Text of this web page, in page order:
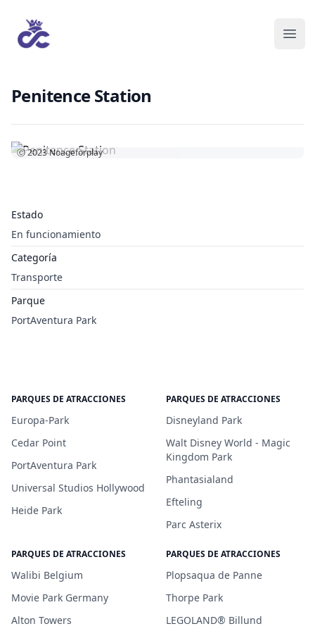
Penitence Station
Estado
En funcionamiento
Categoría
Transporte
Parque
PortAventura Park
Ⓒ 2023Noageforplay
PARQUES DE ATRACCIONES
Europa-Park
Cedar Point
PortAventura Park
Universal Studios Hollywood
Heide Park
PARQUES DE ATRACCIONES
Disneyland Park
Walt Disney World - Magic
Kingdom Park
Phantasialand
Efteling
Parc Asterix
PARQUES DE ATRACCIONES
Walibi Belgium
Movie Park Germany
Alton Towers
PARQUES DE ATRACCIONES
Plopsaqua de Panne
Thorpe Park
LEGOLAND® Billund